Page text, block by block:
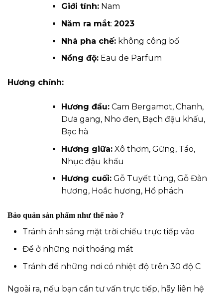
Giới tính: Nam
Năm ra mắt: 2023
Nhà pha chế: không công bố
Nồng độ: Eau de Parfum
Hương chính:
Hương đầu: Cam Bergamot, Chanh,
Dưa gang, Nho đen, Bạch đậu khấu,
Bạc hà
Hương giữa: Xô thơm, Gừng, Táo,
Nhục đậu khấu
Hương cuối: Gỗ Tuyết tùng, Gỗ Đàn
hương, Hoắc hương, Hổ phách
Bảo quản sản phẩm như thế nào ?
Tránh ánh sáng mặt trời chiếu trực tiếp vào
Để ở những nơi thoáng mát
Tránh để những nơi có nhiệt độ trên 30 độ C
Ngoài ra, nếu bạn cần tư vấn trực tiếp, hãy liên hệ